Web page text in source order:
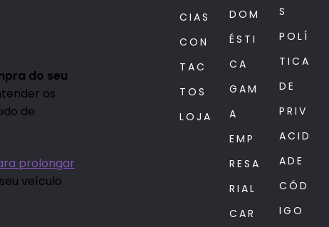
do seu
os
de
prolongar
veículo
CIAS
CON
TAC
TOS
LOJA
DOM
ÉSTI
CA
GAM
A
EMP
RESA
RIAL
CAR
S
POLÍ
TICA
DE
PRIV
ACID
ADE
CÓD
IGO